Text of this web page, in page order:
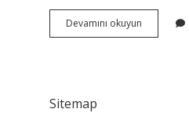
Devamını okuyun Grafiker
Kaç
Sitemap